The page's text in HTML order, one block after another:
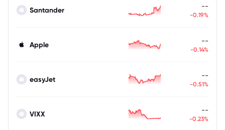
Santander --
-0.19%
Apple --
-0.14%
easyJet --
-0.51%
VIXX --
-0.23%